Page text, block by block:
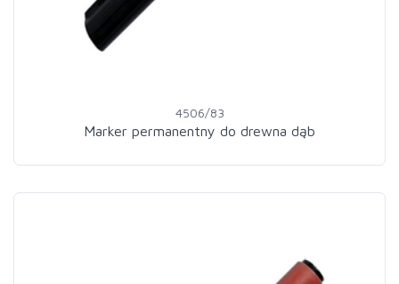
4506/83
Marker permanentny do drewna dąb